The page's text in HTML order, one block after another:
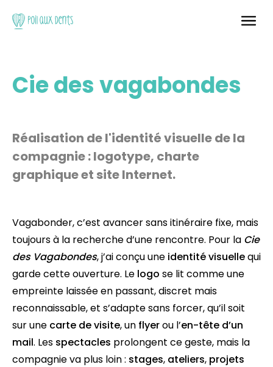
Cie des vagabondes
Réalisation de l'identité visuelle de la
compagnie : logotype, charte
graphique et site Internet.
Vagabonder, c’est avancer sans itinéraire fixe, mais
toujours à la recherche d’une rencontre. Pour la Cie
des Vagabondes, j’ai conçu une identité visuellequi
garde cette ouverture. Le logo se lit comme une
empreinte laissée en passant, discret mais
reconnaissable, et s’adapte sans forcer, qu’il soit
sur une carte de visite, un flyerou l’en-tête d’un
mail. Les spectacles prolongent ce geste, mais la
compagnie va plus loin : stages, ateliers, projets